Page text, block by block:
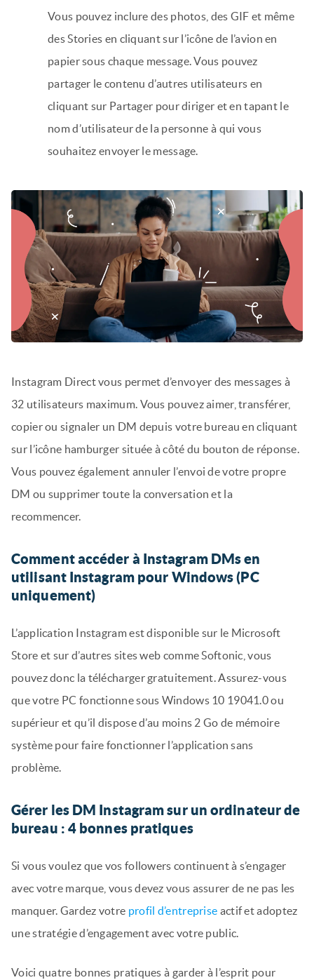
Vous pouvez inclure des photos, des GIF et même
des Stories en cliquant sur l’icône de l’avion en
papier sous chaque message. Vous pouvez
partager le contenu d’autres utilisateurs en
cliquant sur Partager pour diriger et en tapant le
nom d’utilisateur de la personne à qui vous
souhaitez envoyer le message.
Instagram Direct vous permet d’envoyer des messages à
32 utilisateurs maximum. Vous pouvez aimer, transférer,
copier ou signaler un DM depuis votre bureau en cliquant
sur l’icône hamburger située à côté du bouton de réponse.
Vous pouvez également annuler l’envoi de votre propre
DM ou supprimer toute la conversation et la
recommencer.
Comment accéder à Instagram DMs en
utilisant Instagram pour Windows (PC
uniquement)
L’application Instagram est disponible sur le Microsoft
Store et sur d’autres sites web comme Softonic, vous
pouvez donc la télécharger gratuitement. Assurez-vous
que votre PC fonctionne sous Windows 10 19041.0 ou
supérieur et qu’il dispose d’au moins 2 Go de mémoire
système pour faire fonctionner l’application sans
problème.
Gérer les DM Instagram sur un ordinateur de
bureau : 4 bonnes pratiques
Si vous voulez que vos followers continuent à s’engager
avec votre marque, vous devez vous assurer de ne pas les
manquer. Gardez votre profil d’entreprise actif et adoptez
une stratégie d’engagement avec votre public.
Voici quatre bonnes pratiques à garder à l’esprit pour